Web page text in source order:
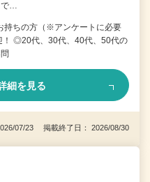
で…
ちの方（※アンケートに必要
◎20代、30代、40代、50代の
細を見る
07/23 掲載終了日： 2026/08/30